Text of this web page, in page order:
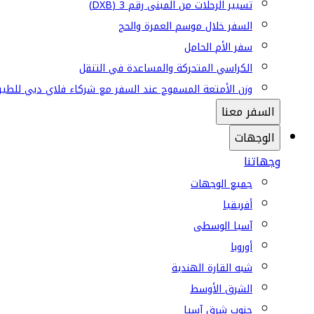
تسيير الرحلات من المبنى رقم 3 (DXB)
السفر خلال موسم العمرة والحج
سفر الأم الحامل
الكراسي المتحركة والمساعدة في التنقل
وزن الأمتعة المسموح عند السفر مع شركاء فلاي دبي
السفر معنا
الوجهات
وجهاتنا
جميع الوجهات
أفريقيا
آسيا الوسطى
أوروبا
شبه القارة الهندية
الشرق الأوسط
جنوب شرق آسيا